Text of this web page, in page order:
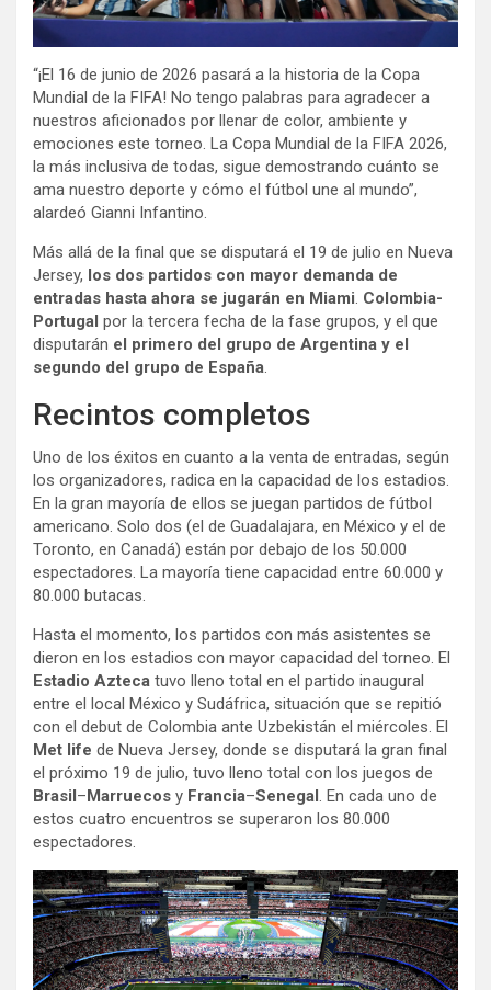
“¡El 16 de junio de 2026 pasará a la historia de la Copa
Mundial de la FIFA! No tengo palabras para agradecer a
nuestros aficionados por llenar de color, ambiente y
emociones este torneo. La Copa Mundial de la FIFA 2026,
la más inclusiva de todas, sigue demostrando cuánto se
ama nuestro deporte y cómo el fútbol une al mundo”,
alardeó Gianni Infantino.
⁠Más allá de la final que se disputará el 19 de julio en Nueva
Jersey, los dos partidos con mayor demanda de
entradas hasta ahora se jugarán en Miami. Colombia-
Portugal por la tercera fecha de la fase grupos, y el que
disputarán el primero del grupo de Argentina y el
segundo del grupo de España.
Recintos completos
Uno de los éxitos en cuanto a la venta de entradas, según
los organizadores, radica en la capacidad de los estadios.
En la gran mayoría de ellos se juegan partidos de fútbol
americano. Solo dos (el de Guadalajara, en México y el de
Toronto, en Canadá) están por debajo de los 50.000
espectadores. La mayoría tiene capacidad entre 60.000 y
80.000 butacas.
Hasta el momento, los partidos con más asistentes se
dieron en los estadios con mayor capacidad del torneo. El
Estadio Azteca tuvo lleno total en el partido inaugural
entre el local México y Sudáfrica, situación que se repitió
con el debut de Colombia ante Uzbekistán el miércoles. El
Met life de Nueva Jersey, donde se disputará la gran final
el próximo 19 de julio, tuvo lleno total con los juegos de
Brasil – Marruecos y Francia–Senegal . En cada uno de
estos cuatro encuentros se superaron los 80.000
espectadores.